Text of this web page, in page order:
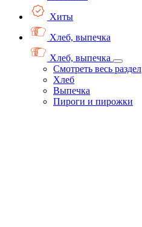
Хиты
Хлеб, выпечка
Хлеб, выпечка
Смотреть весь раздел
Хлеб
Выпечка
Пироги и пирожки